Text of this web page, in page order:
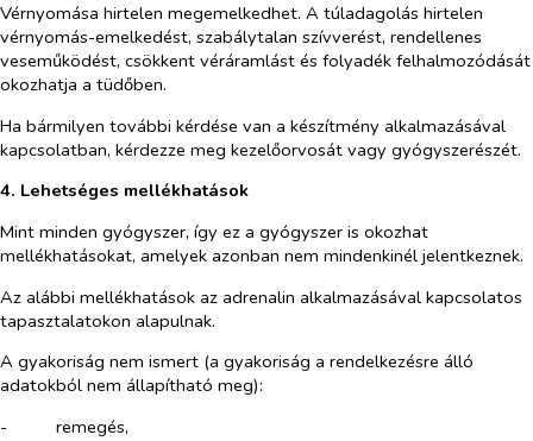
Vérnyomása hirtelen megemelkedhet. A túladagolás hirtelen
vérnyomás-emelkedést, szabálytalan szívverést, rendellenes
veseműködést, csökkent véráramlást és folyadék felhalmozódását
okozhatja a tüdőben.
Ha bármilyen további kérdése van a készítmény alkalmazásával
kapcsolatban, kérdezze meg kezelőorvosát vagy gyógyszerészét.
4. Lehetséges mellékhatások
Mint minden gyógyszer, így ez a gyógyszer is okozhat
mellékhatásokat, amelyek azonban nem mindenkinél jelentkeznek.
Az alábbi mellékhatások az adrenalin alkalmazásával kapcsolatos
tapasztalatokon alapulnak.
A gyakoriság nem ismert (a gyakoriság a rendelkezésre álló
adatokból nem állapítható meg):
-​
remegés,